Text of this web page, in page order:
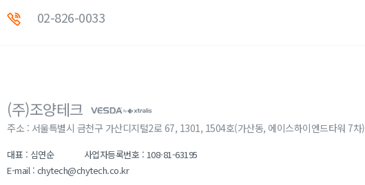
02-826-0033
(주)조양테크
주소 : 서울특별시 금천구 가산디지털2로 67, 1301, 1504호(가산동, 에이스하이엔드타워 7차)
대표 : 심연순
사업자등록번호 : 108-81-63195
E-mail : chytech@chytech.co.kr